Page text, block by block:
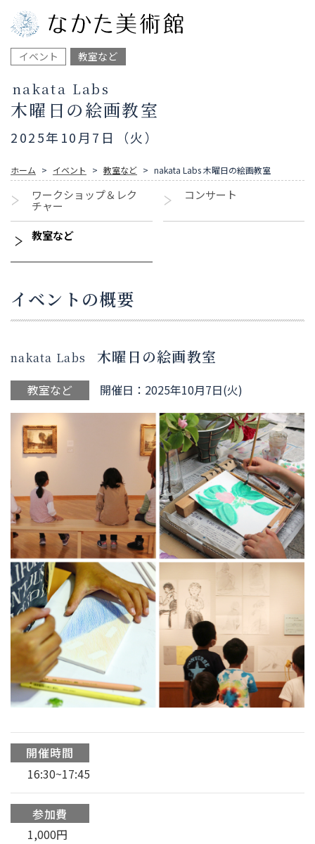
イベント 教室など
nakata Labs
木曜日の絵画教室
2025年10月7日（火）
ホーム イベント 教室など nakata Labs 木曜日の絵画教室
ワークショップ＆レク
チャー
コンサート
教室など
イベントの概要
nakata Labs 木曜日の絵画教室
教室など 開催日：2025年10月7日(火)
開催時間
16:30~17:45
参加費
1,000円